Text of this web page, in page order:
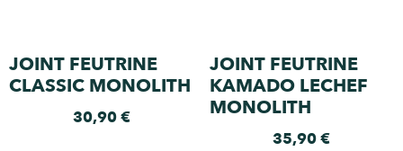
JOINT FEUTRINE
CLASSIC MONOLITH
30,90€
JOINT FEUTRINE
KAMADO LECHEF
MONOLITH
35,90€